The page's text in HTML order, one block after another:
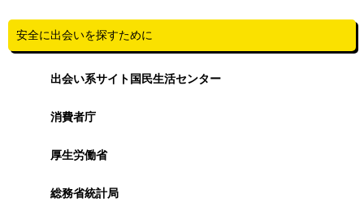
安全に出会いを探すために
出会い系サイト国民生活センター
消費者庁
厚生労働省
総務省統計局